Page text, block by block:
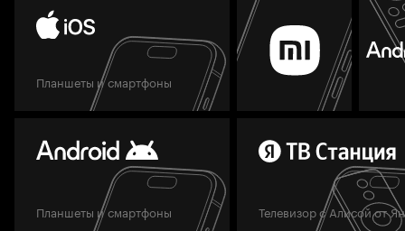
Планшеты и смартфоны
Планшеты и смартфоны Телевизор с Алисой от